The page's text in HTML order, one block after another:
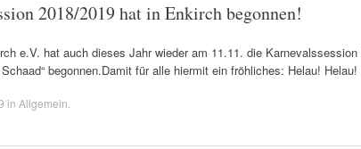
2018/2019 hat in Enkirch begonnen!
e.V. hat auch dieses Jahr wieder am 11.11. die
begonnen.Damit für alle hiermit ein fröhliches: Helau! Helau!
in Allgemein